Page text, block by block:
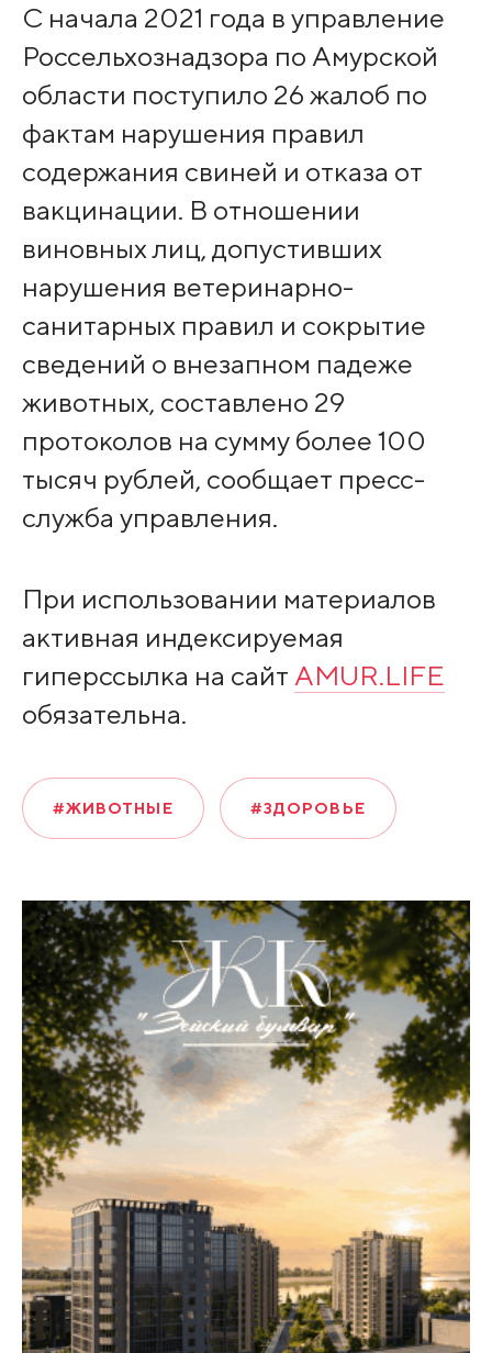
С начала 2021 года в управление
Россельхознадзора по Амурской
области поступило 26 жалоб по
фактам нарушения правил
содержания свиней и отказа от
вакцинации. В отношении
виновных лиц, допустивших
нарушения ветеринарно-
санитарных правил и сокрытие
сведений о внезапном падеже
животных, составлено 29
протоколов на сумму более 100
тысяч рублей, сообщает пресс-
служба управления.
При использовании материалов
активная индексируемая
гиперссылка на сайт AMUR.LIFE
обязательна.
#ЖИВОТНЫЕ #ЗДОРОВЬЕ